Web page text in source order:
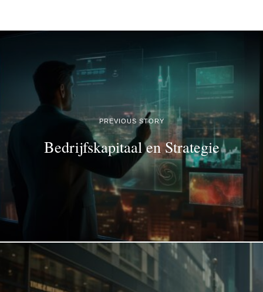
PREVIOUS STORY
Bedrijfskapitaal en Strategie